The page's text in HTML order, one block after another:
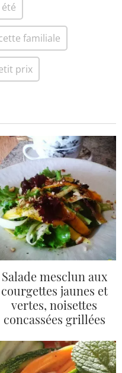
familiale
prix
Salade mesclun aux
courgettes jaunes et
vertes, noisettes
concassées grillées